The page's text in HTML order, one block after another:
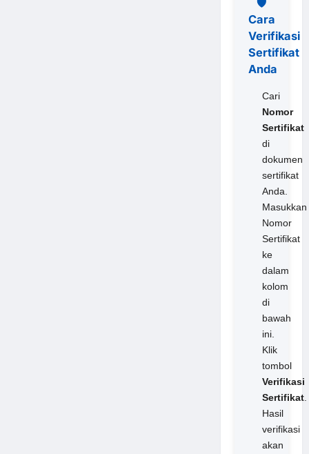
Cara
Verifikasi
Sertifikat
Anda
Cari
Nomor
Sertifikat
di
dokumen
sertifikat
Anda.
Masukkan
Nomor
Sertifikat
ke
dalam
kolom
di
bawah
ini.
Klik
tombol
Verifikasi
Sertifikat.
Hasil
verifikasi
akan